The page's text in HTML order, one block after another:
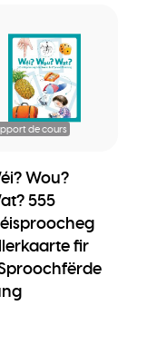
de cours
Wou?
555
fir